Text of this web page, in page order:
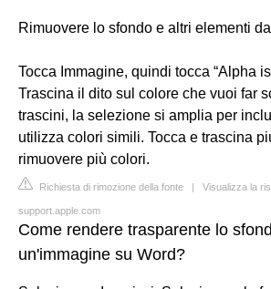
Rimuovere lo sfondo e altri elementi
Tocca Immagine, quindi tocca “Alpha
Trascina il dito sul colore che vuoi far
trascini, la selezione si amplia per
utilizza colori simili. Tocca e trascina
rimuovere più colori.
Richiesta di rimozione della fonte | Visualizza la
support.apple.com
Come rendere trasparente lo
un'immagine su Word?